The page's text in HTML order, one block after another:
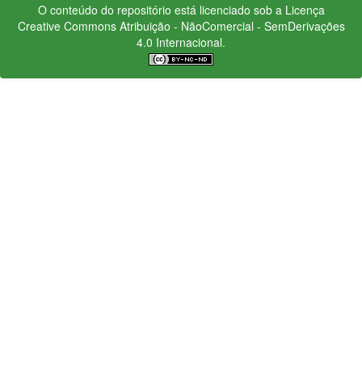
O conteúdo do repositório está licenciado sob a Licença
Creative CommonsAtribuição - NãoComercial - SemDerivações
4.0 Internacional.